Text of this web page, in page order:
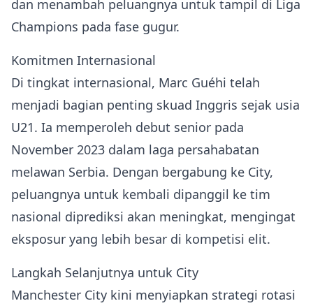
dan menambah peluangnya untuk tampil di Liga
Champions pada fase gugur.
Komitmen Internasional
Di tingkat internasional, Marc Guéhi telah
menjadi bagian penting skuad Inggris sejak usia
U21. Ia memperoleh debut senior pada
November 2023 dalam laga persahabatan
melawan Serbia. Dengan bergabung ke City,
peluangnya untuk kembali dipanggil ke tim
nasional diprediksi akan meningkat, mengingat
eksposur yang lebih besar di kompetisi elit.
Langkah Selanjutnya untuk City
Manchester City kini menyiapkan strategi rotasi